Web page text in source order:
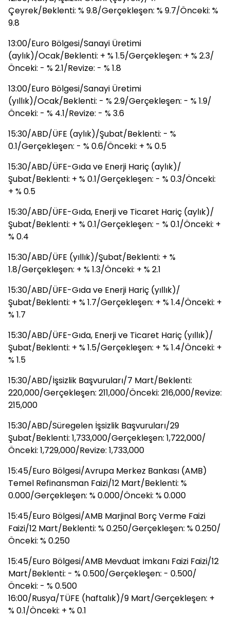
Çeyrek/Beklenti: % 9.8/Gerçekleşen: % 9.7/Önceki: %
9.8
13:00/Euro Bölgesi/Sanayi Üretimi
(aylık)/Ocak/Beklenti: + % 1.5/Gerçekleşen: + % 2.3/
Önceki: - % 2.1/Revize: - % 1.8
13:00/Euro Bölgesi/Sanayi Üretimi
(yıllık)/Ocak/Beklenti: - % 2.9/Gerçekleşen: - % 1.9/
Önceki: - % 4.1/Revize: - % 3.6
15:30/ABD/ÜFE (aylık)/Şubat/Beklenti: - %
0.1/Gerçekleşen: - % 0.6/Önceki: + % 0.5
15:30/ABD/ÜFE-Gıda ve Enerji Hariç (aylık)/
Şubat/Beklenti: + % 0.1/Gerçekleşen: - % 0.3/Önceki:
+ % 0.5
15:30/ABD/ÜFE-Gıda, Enerji ve Ticaret Hariç (aylık)/
Şubat/Beklenti: + % 0.1/Gerçekleşen: - % 0.1/Önceki: +
% 0.4
15:30/ABD/ÜFE (yıllık)/Şubat/Beklenti: + %
1.8/Gerçekleşen: + % 1.3/Önceki: + % 2.1
15:30/ABD/ÜFE-Gıda ve Enerji Hariç (yıllık)/
Şubat/Beklenti: + % 1.7/Gerçekleşen: + % 1.4/Önceki: +
% 1.7
15:30/ABD/ÜFE-Gıda, Enerji ve Ticaret Hariç (yıllık)/
Şubat/Beklenti: + % 1.5/Gerçekleşen: + % 1.4/Önceki: +
% 1.5
15:30/ABD/İşsizlik Başvuruları/7 Mart/Beklenti:
220,000/Gerçekleşen: 211,000/Önceki: 216,000/Revize:
215,000
15:30/ABD/Süregelen İşsizlik Başvuruları/29
Şubat/Beklenti: 1,733,000/Gerçekleşen: 1,722,000/
Önceki: 1,729,000/Revize: 1,733,000
15:45/Euro Bölgesi/Avrupa Merkez Bankası (AMB)
Temel Refinansman Faizi/12 Mart/Beklenti: %
0.000/Gerçekleşen: % 0.000/Önceki: % 0.000
15:45/Euro Bölgesi/AMB Marjinal Borç Verme Faizi
Faizi/12 Mart/Beklenti: % 0.250/Gerçekleşen: % 0.250/
Önceki: % 0.250
15:45/Euro Bölgesi/AMB Mevduat İmkanı Faizi Faizi/12
Mart/Beklenti: - % 0.500/Gerçekleşen: - 0.500/
Önceki: - % 0.500
16:00/Rusya/TÜFE (haftalık)/9 Mart/Gerçekleşen: +
% 0.1/Önceki: + % 0.1